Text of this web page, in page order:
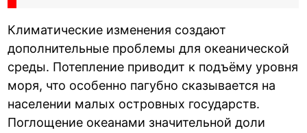
Климатические изменения создают
дополнительные проблемы для океанической
среды. Потепление приводит к подъёму уровня
моря, что особенно пагубно сказывается на
населении малых островных государств.
Поглощение океанами значительной доли